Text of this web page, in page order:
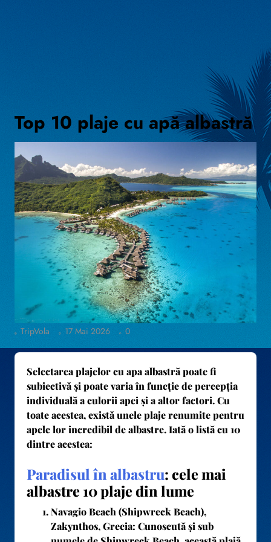
Top 10 plaje cu apă albastră
TripVola 17 Mai 2026 0
Selectarea plajelor cu apa albastră poate fi
subiectivă și poate varia în funcție de percepția
individuală a culorii apei și a altor factori. Cu
toate acestea, există unele plaje renumite pentru
apele lor incredibil de albastre. Iată o listă cu 10
dintre acestea:
Paradisul în albastru: cele mai
albastre 10 plaje din lume
Navagio Beach (Shipwreck Beach),
Zakynthos, Grecia: Cunoscută și sub